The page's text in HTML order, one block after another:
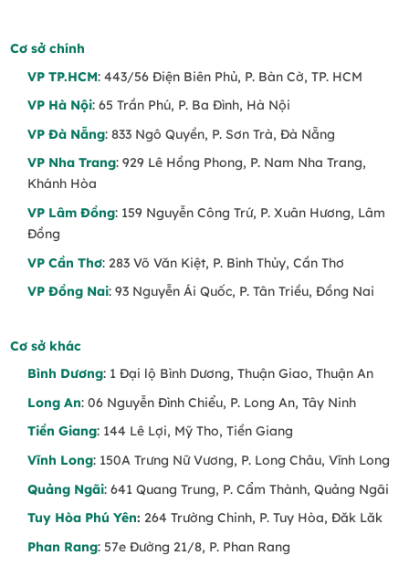
Cơ sở chính
VP TP.HCM: 443/56 Điện Biên Phủ, P. Bàn Cờ, TP. HCM
VP Hà Nội: 65 Trần Phú, P. Ba Đình, Hà Nội
VP Đà Nẵng: 833 Ngô Quyền, P. Sơn Trà, Đà Nẵng
VP Nha Trang: 929 Lê Hồng Phong, P. Nam Nha Trang,
Khánh Hòa
VP Lâm Đồng: 159 Nguyễn Công Trứ, P. Xuân Hương, Lâm
Đồng
VP Cần Thơ: 283 Võ Văn Kiệt, P. Bình Thủy, Cần Thơ
VP Đồng Nai: 93 Nguyễn Ái Quốc, P. Tân Triều, Đồng Nai
Cơ sở khác
Bình Dương: 1 Đại lộ Bình Dương, Thuận Giao, Thuận An
Long An: 06 Nguyễn Đình Chiểu, P. Long An, Tây Ninh
Tiền Giang: 144 Lê Lợi, Mỹ Tho, Tiền Giang
Vĩnh Long: 150A Trưng Nữ Vương, P. Long Châu, Vĩnh Long
Quảng Ngãi: 641 Quang Trung, P. Cẩm Thành, Quảng Ngãi
Tuy Hòa Phú Yên: 264 Trường Chinh, P. Tuy Hòa, Đăk Lăk
Phan Rang: 57e Đường 21/8, P. Phan Rang